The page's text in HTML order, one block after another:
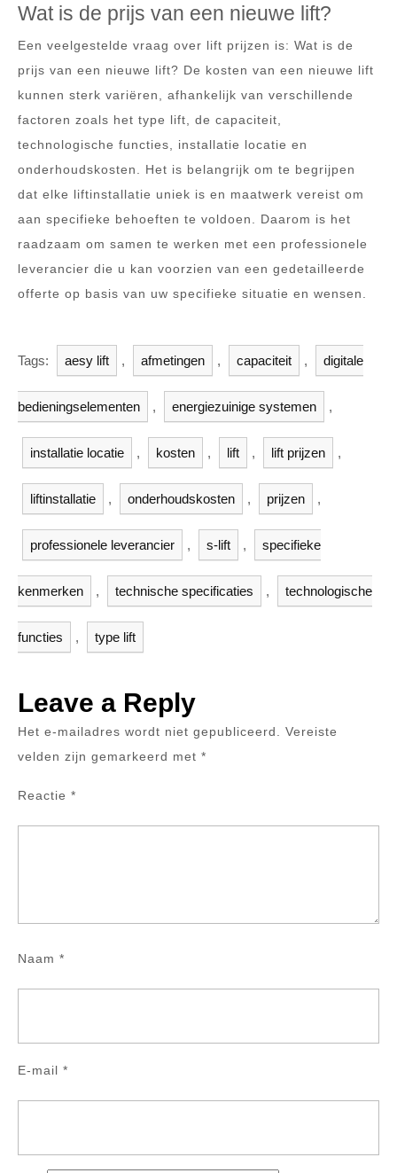
Wat is de prijs van een nieuwe lift?
Een veelgestelde vraag over lift prijzen is: Wat is de
prijs van een nieuwe lift? De kosten van een nieuwe lift
kunnen sterk variëren, afhankelijk van verschillende
factoren zoals het type lift, de capaciteit,
technologische functies, installatie locatie en
onderhoudskosten. Het is belangrijk om te begrijpen
dat elke liftinstallatie uniek is en maatwerk vereist om
aan specifieke behoeften te voldoen. Daarom is het
raadzaam om samen te werken met een professionele
leverancier die u kan voorzien van een gedetailleerde
offerte op basis van uw specifieke situatie en wensen.
Tags: aesy lift , afmetingen , capaciteit , digitale
bedieningselementen , energiezuinige systemen ,
installatie locatie , kosten , lift , lift prijzen ,
liftinstallatie , onderhoudskosten , prijzen ,
professionele leverancier , s-lift , specifieke
kenmerken , technische specificaties , technologische
functies , type lift
Leave a Reply
Het e-mailadres wordt niet gepubliceerd.
Vereiste
velden zijn gemarkeerd met *
Reactie *
Naam *
E-mail *